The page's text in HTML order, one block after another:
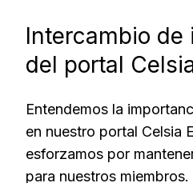
Intercambio de
del portal
Entendemos la
en nuestro portal Celsia
esforzamos por
para nuestros